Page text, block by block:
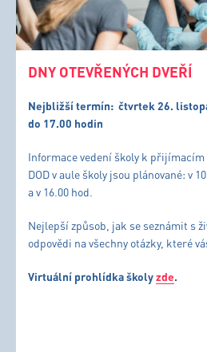
DNY OTEVŘENÝCH DVEŘÍ
Nejbližší termín: čtvrtek 26.
do 17.00 hodin
Informace vedení školy k
DOD v aule školy jsou plánované: v
a v 16.00 hod.
Nejlepší způsob, jak se seznámit s
odpovědi na všechny otázky, které
Virtuální prohlídka školyzde.